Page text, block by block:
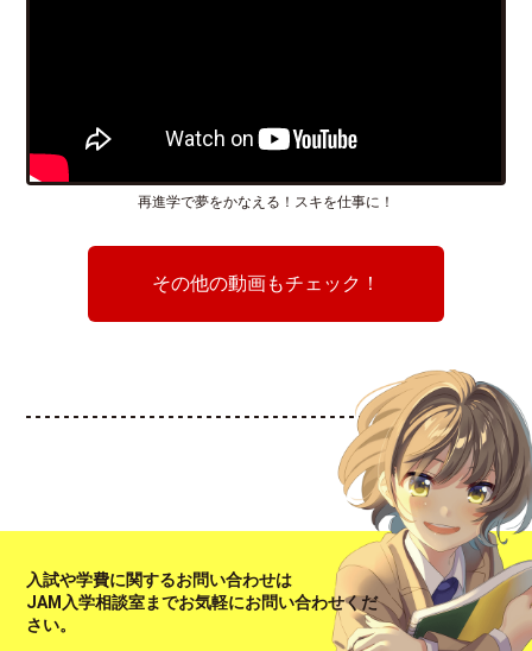
再進学で夢をかなえる！スキを仕事に！
その他の動画もチェック！
入試や学費に関するお問い合わせは
JAM入学相談室までお気軽にお問い合わせくだ
さい。